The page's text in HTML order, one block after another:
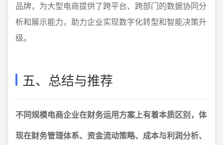
品牌，为大型电商提供了跨平台、跨部门的数据协同分
析和展示能力，助力企业实现数字化转型和智能决策升
级。
五、总结与推荐
不同规模电商企业在财务运用方案上有着本质区别，体
现在财务管理体系、资金流动策略、成本与利润分析、